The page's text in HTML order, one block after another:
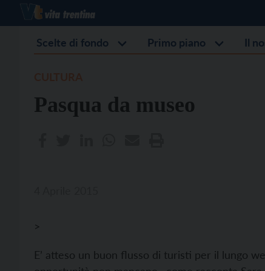
Scelte di fondo Primo piano Il
Pasqua da museo
>
E’ atteso un buon flusso di turisti per il lungo